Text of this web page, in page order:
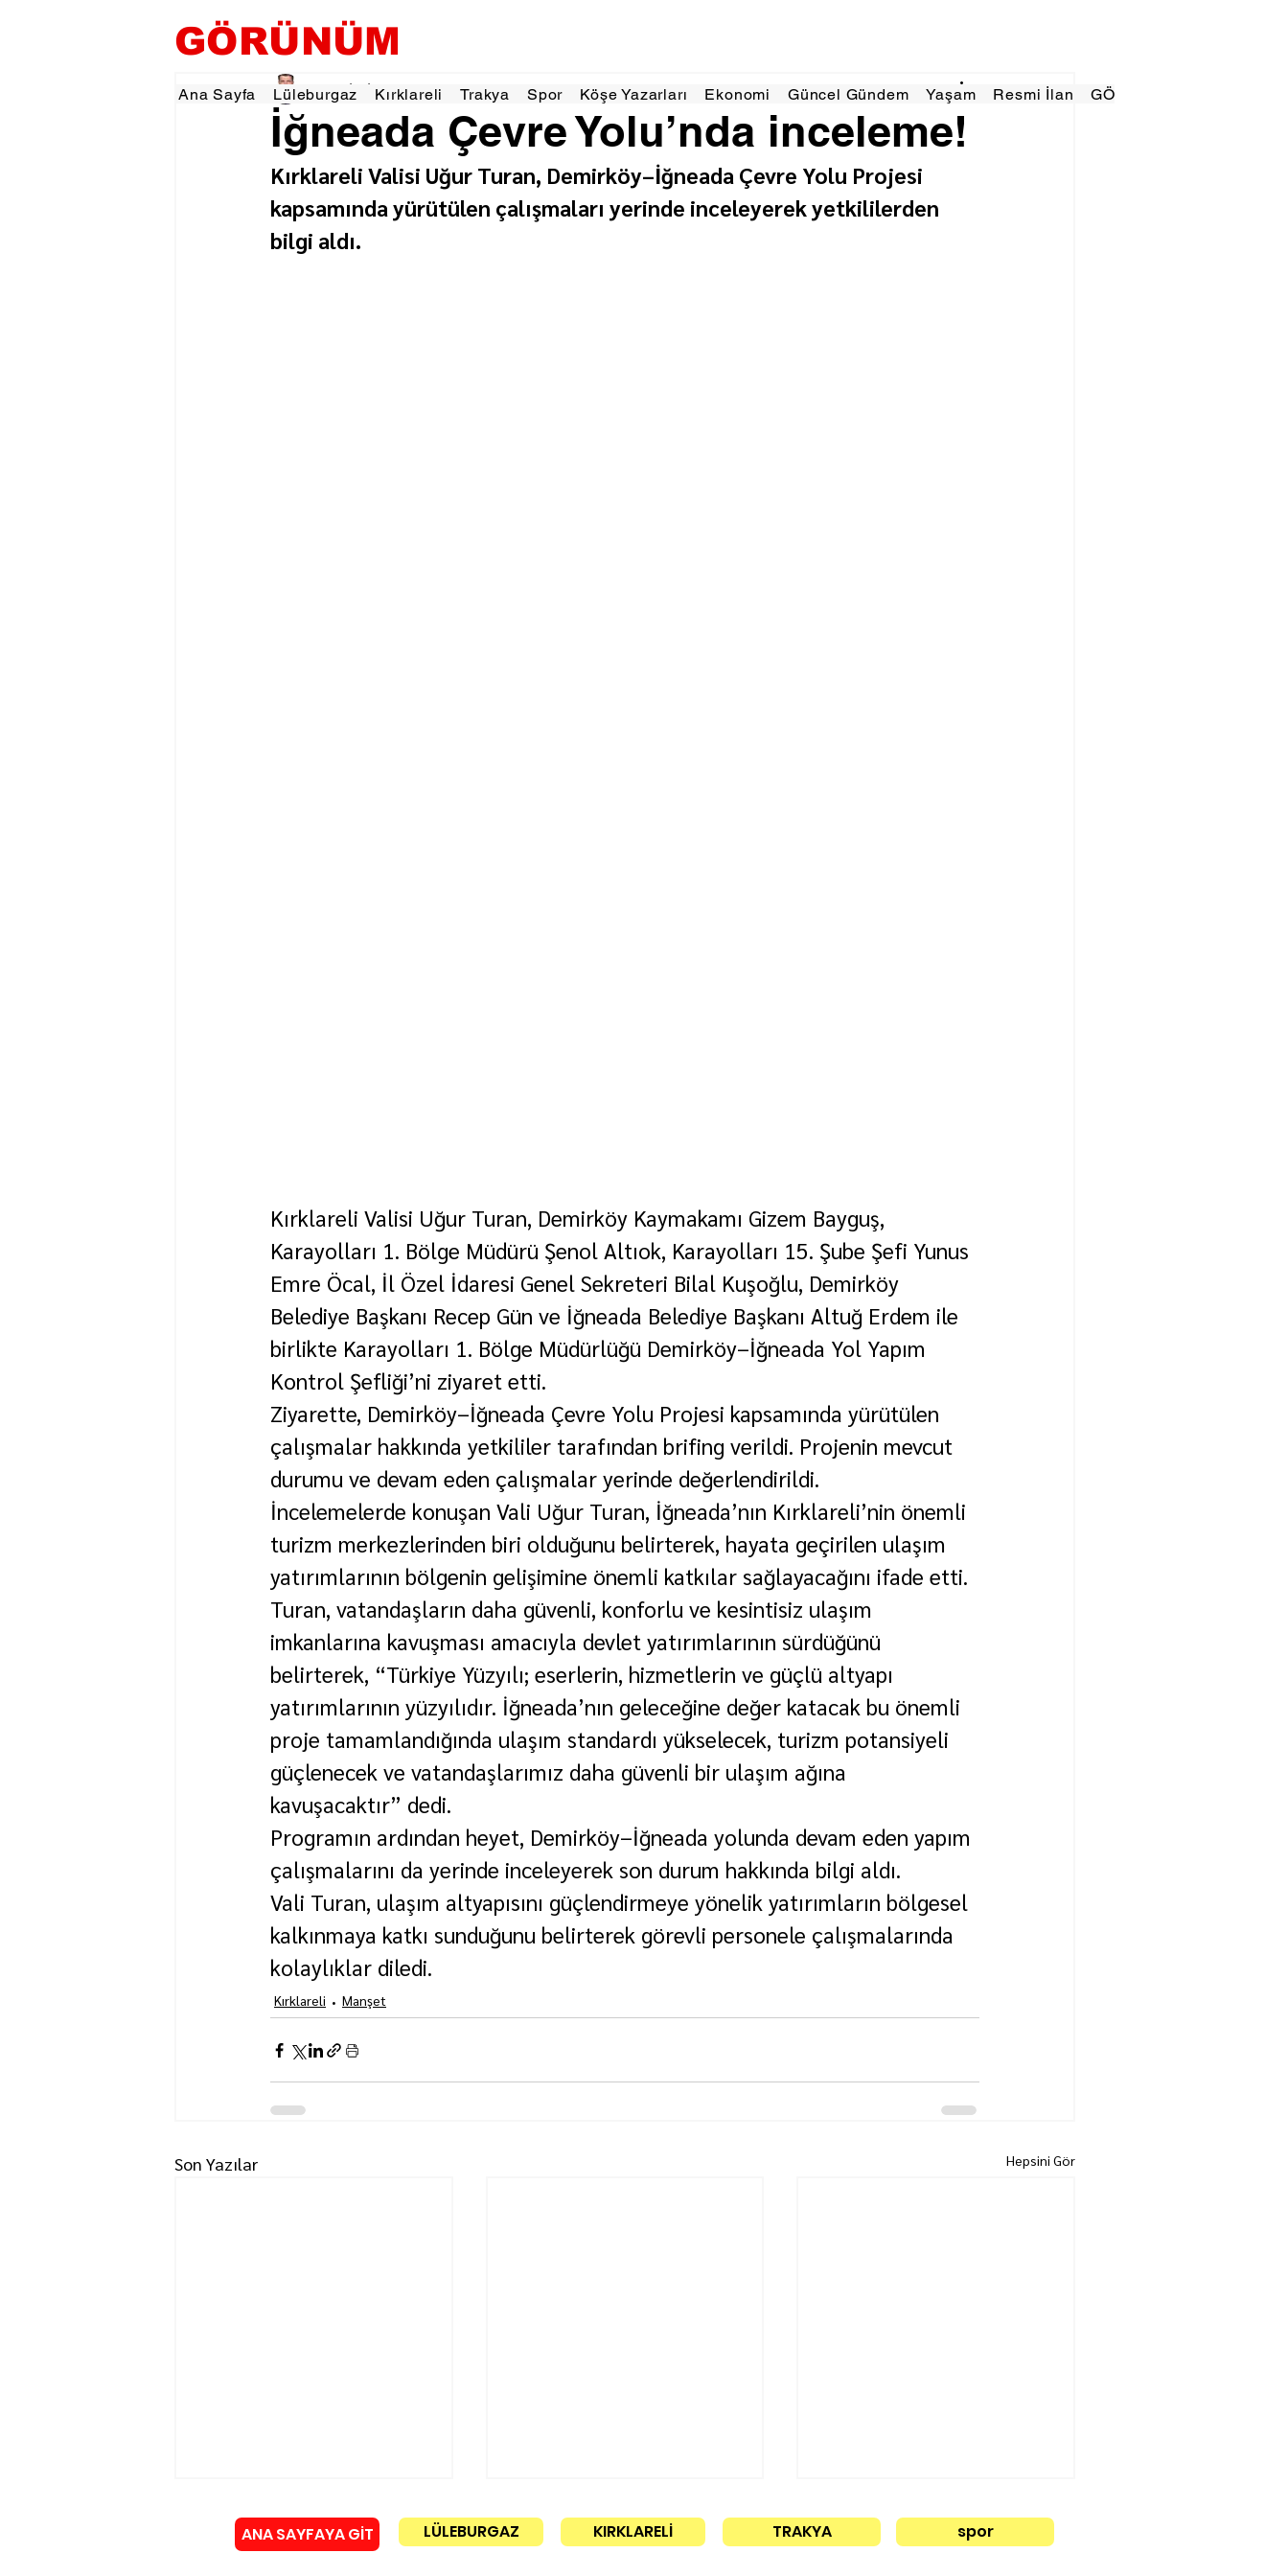
GÖRÜNÜM
Ana Sayfa Lüleburgaz Kırklareli Trakya Spor Köşe Yazarları Ekonomi Güncel Gündem Yaşam Resmi İlan GÖRÜNÜMTV
İğneada Çevre Yolu’nda inceleme!
Tevfik İŞÇİ 10 Haz 1 dakikada okunur
Kırklareli Valisi Uğur Turan, Demirköy–İğneada Çevre Yolu Projesi
kapsamında yürütülen çalışmaları yerinde inceleyerek yetkililerden
bilgi aldı.
Kırklareli Valisi Uğur Turan, Demirköy Kaymakamı Gizem Bayguş,
Karayolları 1. Bölge Müdürü Şenol Altıok, Karayolları 15. Şube Şefi Yunus
Emre Öcal, İl Özel İdaresi Genel Sekreteri Bilal Kuşoğlu, Demirköy
Belediye Başkanı Recep Gün ve İğneada Belediye Başkanı Altuğ Erdem ile
birlikte Karayolları 1. Bölge Müdürlüğü Demirköy–İğneada Yol Yapım
Kontrol Şefliği’ni ziyaret etti.
Ziyarette, Demirköy–İğneada Çevre Yolu Projesi kapsamında yürütülen
çalışmalar hakkında yetkililer tarafından brifing verildi. Projenin mevcut
durumu ve devam eden çalışmalar yerinde değerlendirildi.
İncelemelerde konuşan Vali Uğur Turan, İğneada’nın Kırklareli’nin önemli
turizm merkezlerinden biri olduğunu belirterek, hayata geçirilen ulaşım
yatırımlarının bölgenin gelişimine önemli katkılar sağlayacağını ifade etti.
Turan, vatandaşların daha güvenli, konforlu ve kesintisiz ulaşım
imkanlarına kavuşması amacıyla devlet yatırımlarının sürdüğünü
belirterek, “Türkiye Yüzyılı; eserlerin, hizmetlerin ve güçlü altyapı
yatırımlarının yüzyılıdır. İğneada’nın geleceğine değer katacak bu önemli
proje tamamlandığında ulaşım standardı yükselecek, turizm potansiyeli
güçlenecek ve vatandaşlarımız daha güvenli bir ulaşım ağına
kavuşacaktır” dedi.
Programın ardından heyet, Demirköy–İğneada yolunda devam eden yapım
çalışmalarını da yerinde inceleyerek son durum hakkında bilgi aldı.
Vali Turan, ulaşım altyapısını güçlendirmeye yönelik yatırımların bölgesel
kalkınmaya katkı sunduğunu belirterek görevli personele çalışmalarında
kolaylıklar diledi.
Kırklareli Manşet
Son Yazılar Hepsini Gör
ANA SAYFAYA GİT LÜLEBURGAZ KIRKLARELİ TRAKYA spor